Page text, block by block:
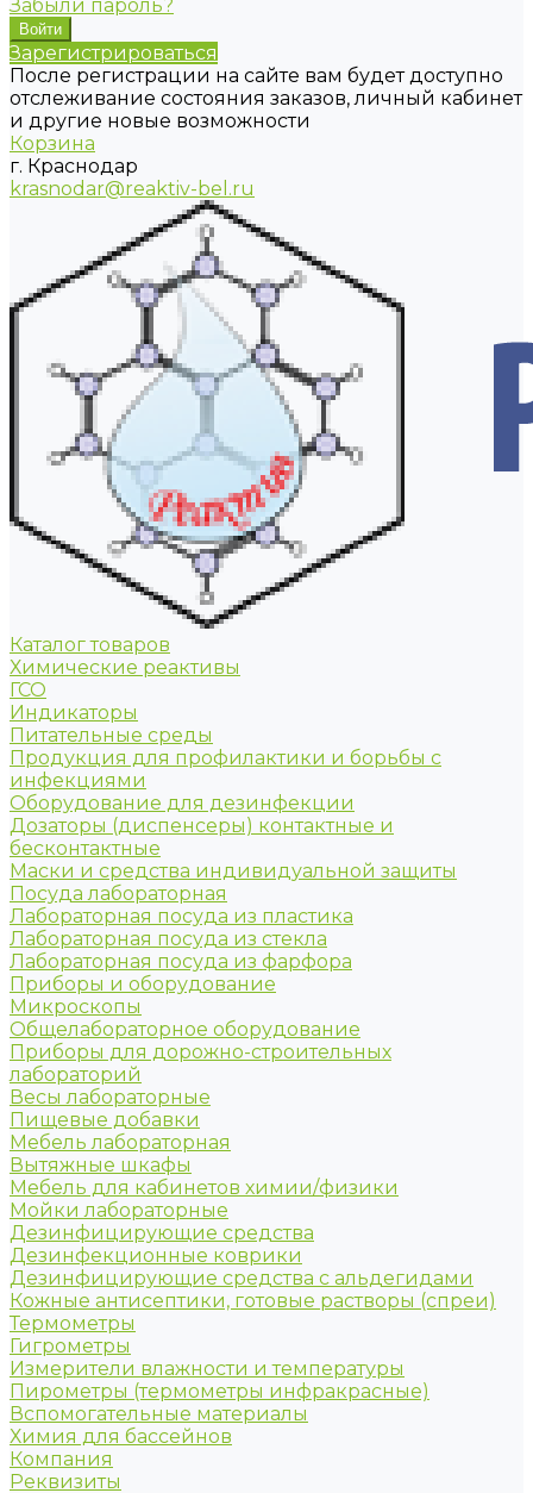
Забыли пароль?
Зарегистрироваться
После регистрации на сайте вам будет доступно
отслеживание состояния заказов, личный кабинет
и другие новые возможности
Корзина
г. Краснодар
krasnodar@reaktiv-bel.ru
Каталог товаров
Химические реактивы
ГСО
Индикаторы
Питательные среды
Продукция для профилактики и борьбы с
инфекциями
Оборудование для дезинфекции
Дозаторы (диспенсеры) контактные и
бесконтактные
Маски и средства индивидуальной защиты
Посуда лабораторная
Лабораторная посуда из пластика
Лабораторная посуда из стекла
Лабораторная посуда из фарфора
Приборы и оборудование
Микроскопы
Общелабораторное оборудование
Приборы для дорожно-строительных
лабораторий
Весы лабораторные
Пищевые добавки
Мебель лабораторная
Вытяжные шкафы
Мебель для кабинетов химии/физики
Мойки лабораторные
Дезинфицирующие средства
Дезинфекционные коврики
Дезинфицирующие средства с альдегидами
Кожные антисептики, готовые растворы (спреи)
Термометры
Гигрометры
Измерители влажности и температуры
Пирометры (термометры инфракрасные)
Вспомогательные материалы
Химия для бассейнов
Компания
Реквизиты